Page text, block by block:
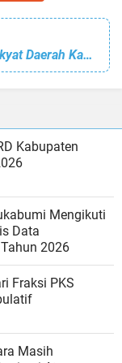
Rapat Paripurna Dewan Perwakilan Rakyat Daerah Kabupaten Sukabumi Ke-27 Tahun Sidang 2025
Kabupaten
Mengikuti
Data
2026
Fraksi PKS
Masih